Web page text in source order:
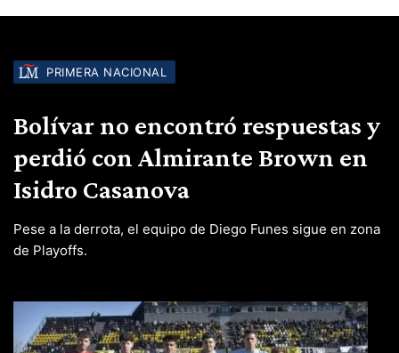
PRIMERA NACIONAL
Bolívar no encontró respuestas y
perdió con Almirante Brown en
Isidro Casanova
Pese a la derrota, el equipo de Diego Funes sigue en zona
de Playoffs.